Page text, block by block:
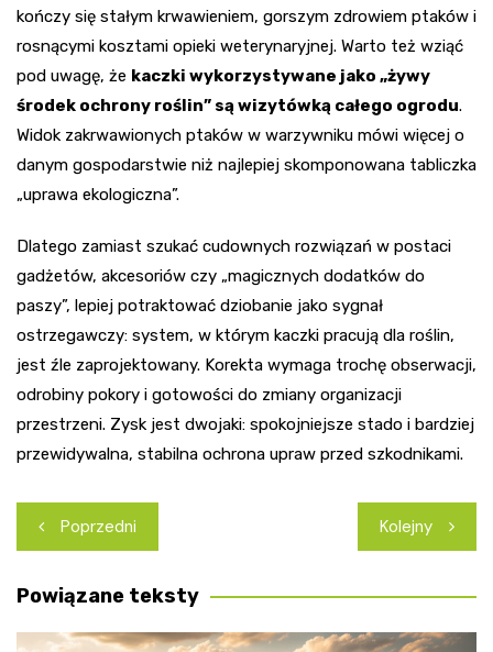
kończy się stałym krwawieniem, gorszym zdrowiem ptaków i
rosnącymi kosztami opieki weterynaryjnej. Warto też wziąć
pod uwagę, że kaczki wykorzystywane jako „żywy
środek ochrony roślin” są wizytówką całego ogrodu.
Widok zakrwawionych ptaków w warzywniku mówi więcej o
danym gospodarstwie niż najlepiej skomponowana tabliczka
„uprawa ekologiczna”.
Dlatego zamiast szukać cudownych rozwiązań w postaci
gadżetów, akcesoriów czy „magicznych dodatków do
paszy”, lepiej potraktować dziobanie jako sygnał
ostrzegawczy: system, w którym kaczki pracują dla roślin,
jest źle zaprojektowany. Korekta wymaga trochę obserwacji,
odrobiny pokory i gotowości do zmiany organizacji
przestrzeni. Zysk jest dwojaki: spokojniejsze stado i bardziej
przewidywalna, stabilna ochrona upraw przed szkodnikami.
Nawigacja
wpisu
Poprzedni Kolejny
Powiązane teksty